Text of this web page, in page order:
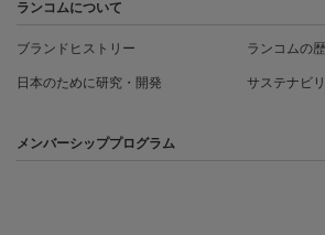
ランコムについて
ブランドヒストリー ランコムの
日本のために研究・開発 サステナビ
メンバーシッププログラム